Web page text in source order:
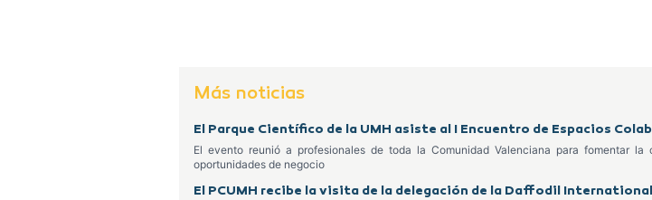
Más noticias
El Parque Científico de la UMH asiste al I Encuentro de Espacios
El evento reunió a profesionales de toda la Comunidad Valenciana para fomentar
oportunidades de negocio
El PCUMH recibe la visita de la delegación de la Daffodil